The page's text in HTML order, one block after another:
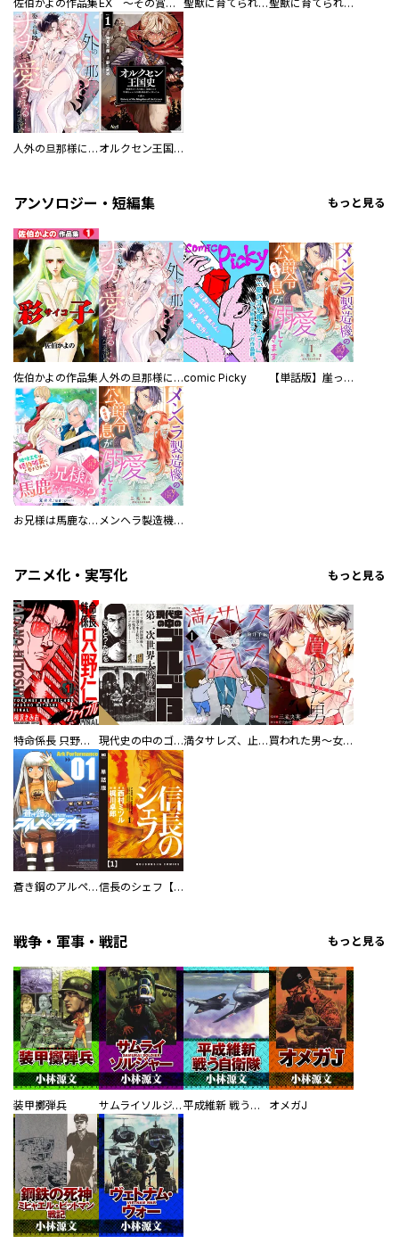
佐伯かよの作品集 EX ～その賞金稼ぎは、世界の出口を探す～【単行本版】 聖獣に育てられた少年の異世界ゆるり放浪記～神様からもらったチート魔法で、仲間たちとスローライフを満喫中～ 聖獣に育てられた少年の異世界ゆるり放浪記～神様からもらったチート魔法で、仲間たちとスローライフを満喫中～【分冊版】
人外の旦那様に娶られ毎晩ナカまで愛される…。アンソロジー オルクセン王国史
アンソロジー・短編集 もっと見る
佐伯かよの作品集 人外の旦那様に娶られ毎晩ナカまで愛される…。アンソロジーcomic Picky 【単話版】崖っぷち令嬢ですが、意地と策略で幸せになります！シリーズ
お兄様は馬鹿なんですか？～地味王女は婚約破棄に巻き込まれる～ メンヘラ製造機の公爵令息（過保護）が溺愛してきます
アニメ化・実写化 もっと見る
特命係長 只野仁ファイナル 愛蔵版 現代史の中のゴルゴ13 満タサレズ、止メラレズ 買われた男～女性限定快感セラピスト～【描き下ろしおまけ付き特装版】
蒼き鋼のアルペジオ 信長のシェフ【単話版】
戦争・軍事・戦記 もっと見る
装甲擲弾兵 サムライソルジャー SAMURAI SOLDIER 平成維新 戦う自衛隊 オメガJ